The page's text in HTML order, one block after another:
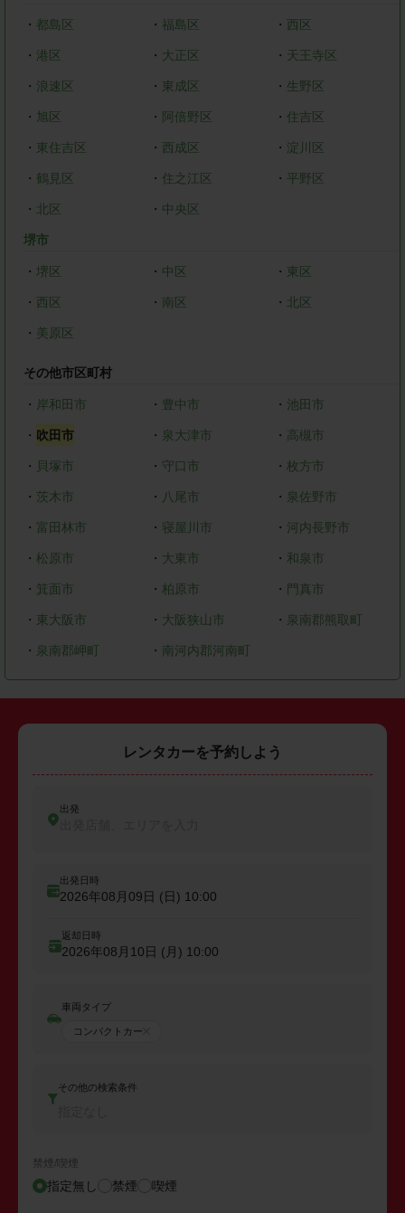
・ 都島区 ・ 福島区 ・ 西区
・ 港区 ・ 大正区 ・ 天王寺区
・ 浪速区 ・ 東成区 ・ 生野区
・ 旭区 ・ 阿倍野区 ・ 住吉区
・ 東住吉区 ・ 西成区 ・ 淀川区
・ 鶴見区 ・ 住之江区 ・平野区
・ 北区 ・ 中央区
堺市
・ 堺区 ・ 中区 ・ 東区
・ 西区 ・ 南区 ・ 北区
・ 美原区
その他市区町村
・ 岸和田市 ・ 豊中市 ・ 池田市
・ 吹田市 ・ 泉大津市 ・ 高槻市
・ 貝塚市 ・ 守口市 ・枚方市
・ 茨木市 ・ 八尾市 ・ 泉佐野市
・ 富田林市 ・ 寝屋川市 ・ 河内長野市
・ 松原市 ・ 大東市 ・ 和泉市
・ 箕面市 ・ 柏原市 ・ 門真市
・ 東大阪市 ・ 大阪狭山市 ・ 泉南郡熊取町
・ 泉南郡岬町 ・ 南河内郡河南町
レンタカーを予約しよう
出発
出発日時
2026年08月09日 (日) 10:00
返却日時
2026年08月10日 (月) 10:00
車両タイプ
コンパクトカー
その他の検索条件
禁煙/喫煙
指定無し 禁煙 喫煙